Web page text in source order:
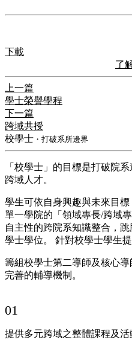
下載
了
上一篇
學士榮譽學程
下一篇
跨域共授
校學士 ・打破系所邊界
「校學士」的目標是打破院
跨域人才。
學生可依自身興趣與未來目
單一學院的「領域專長/跨域
自主性的跨院系知識整合，
學士學位。 針對校學士學生
籌組校學士第二導師及核心
完善的輔導機制。
01
提供多元跨域之整體課程及